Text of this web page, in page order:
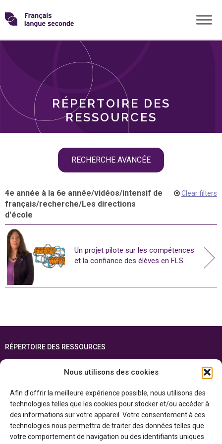
Nous utilisons des cookies
Afin d'offrir la meilleure expérience possible, nous utilisons des
technologies telles que les cookies pour stocker et/ou accéder à
des informations sur votre appareil. Votre consentement à ces
technologies nous permettra de traiter des données telles que
votre comportement de navigation ou des identifiants uniques
Skip
toTransformons
langue
RÉPERTOIRE DES
RESSOURCES
RECHERCHE AVANCÉE
THÈMES
4e année à la 6e année/vidéos/intensif de
français/recherche/Les directions
d'école
Clear filters
Un projet pilote sur les compétences
et la confiance des élèves en FLS
RÉPERTOIRE DES RESSOURCES
ENGLISH
Cette ressource est réalisée grâce au soutien financier du gouvernement de
l’Ontario et du gouvernement duCanada par l’entremise du ministère du
Patrimoine canadien